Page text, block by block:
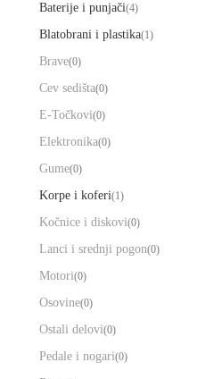
Baterije i punjači(4)
Blatobrani i plastika(1)
Brave(0)
Cev sedišta(0)
E-Točkovi(0)
Elektronika(0)
Gume(0)
Korpe i koferi(1)
Kočnice i diskovi(0)
Lanci i srednji pogon(0)
Motori(0)
Osovine(0)
Ostali delovi(0)
Pedale i nogari(0)